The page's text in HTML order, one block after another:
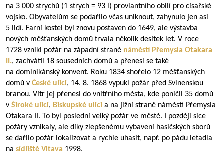
na 3 000 strychů (1 strych = 93 l) proviantního obilí pro císařské
vojsko. Obyvatelům se podařilo včas uniknout, zahynulo jen asi
5 lidí. Farní kostel byl znovu postaven do 1649, ale výstavba
nových měšťanských domů trvala několik desítek let. V roce
1728 vznikl požár na západní straně náměstí Přemysla Otakara
II., zachvátil 18 sousedních domů a přenesl se také
na dominikánský konvent. Roku 1834 shořelo 12 měšťanských
domů v České ulici, 14. 8. 1868 vypukl požár před Svinenskou
branou. Vítr jej přenesl do vnitřního města, kde poničil 35 domů
v Široké ulici, Biskupské ulici a na jižní straně náměstí Přemysla
Otakara II. To byl poslední velký požár ve městě. I později sice
požáry vznikaly, ale díky zlepšenému vybavení hasičských sborů
se dařilo požár lokalizovat a rychle uhasit, např. po pádu letadla
na sídliště Vltava 1998.